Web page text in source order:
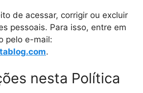
de acessar, corrigir ou excluir
pessoais. Para isso, entre em
pelo e-mail:
.
nesta Política